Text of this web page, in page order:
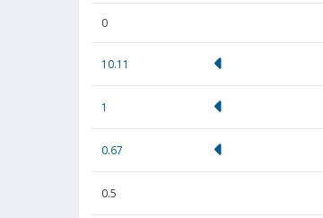
0
10.11
1
0.67
0.5